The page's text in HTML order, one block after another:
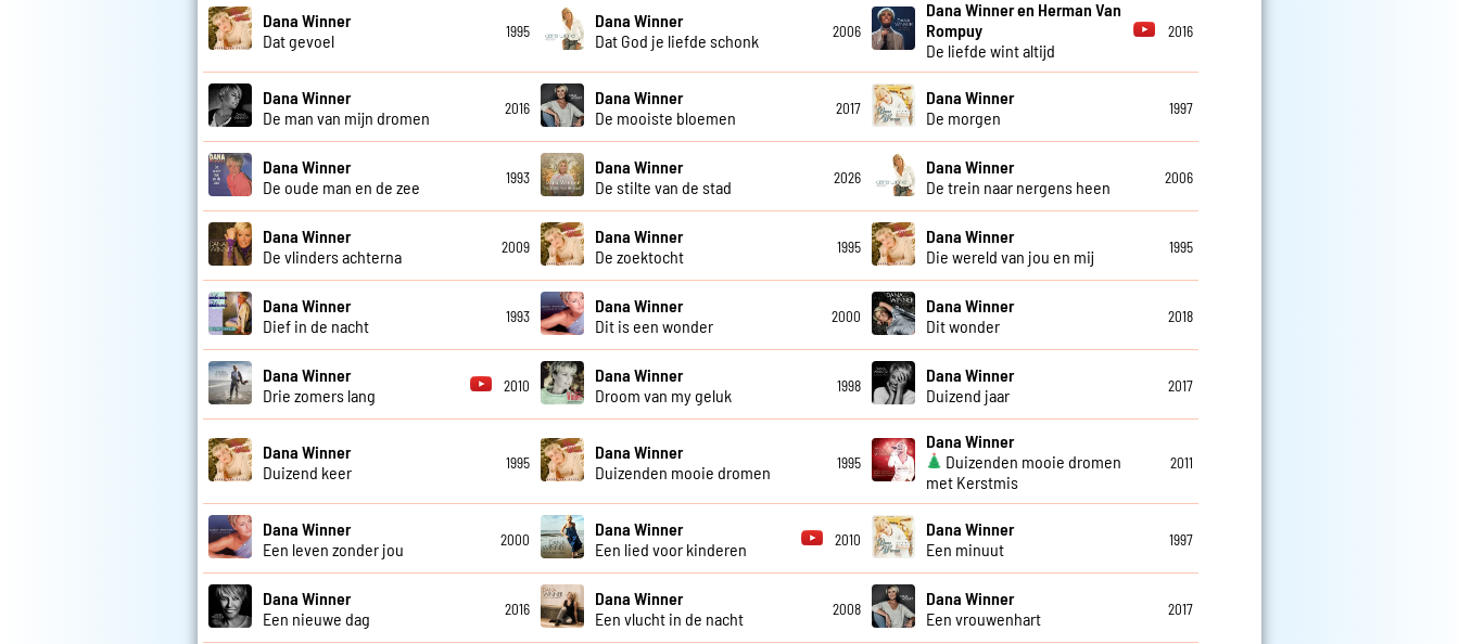
Dana Winner
Dat gevoel
1995
Dana Winner
Dat God je liefde schonk
2006
Dana Winner en Herman Van
Rompuy
De liefde wint altijd
2016
Dana Winner
De man van mijn dromen
2016
Dana Winner
De mooiste bloemen
2017
Dana Winner
De morgen
1997
Dana Winner
De oude man en de zee
1993
Dana Winner
De stilte van de stad
2026
Dana Winner
De trein naar nergens heen
2006
Dana Winner
De vlinders achterna
2009
Dana Winner
De zoektocht
1995
Dana Winner
Die wereld van jou en mij
1995
Dana Winner
Dief in de nacht
1993
Dana Winner
Dit is een wonder
2000
Dana Winner
Dit wonder
2018
Dana Winner
Drie zomers lang
2010
Dana Winner
Droom van my geluk
1998
Dana Winner
Duizend jaar
2017
Dana Winner
Duizend keer
1995
Dana Winner
Duizenden mooie dromen
1995
Dana Winner
Duizenden mooie dromen
met Kerstmis
2011
Dana Winner
Een leven zonder jou
2000
Dana Winner
Een lied voor kinderen
2010
Dana Winner
Een minuut
1997
Dana Winner
Een nieuwe dag
2016
Dana Winner
Een vlucht in de nacht
2008
Dana Winner
Een vrouwenhart
2017